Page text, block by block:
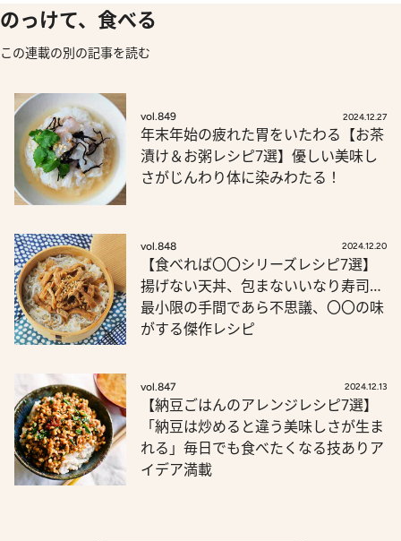
のっけて、食べる
この連載の別の記事を読む
vol.849 2024.12.27
年末年始の疲れた胃をいたわる【お茶
漬け＆お粥レシピ7選】優しい美味し
さがじんわり体に染みわたる！
vol.848 2024.12.20
【食べれば〇〇シリーズレシピ7選】
揚げない天丼、包まないいなり寿司…
最小限の手間であら不思議、〇〇の味
がする傑作レシピ
vol.847 2024.12.13
【納豆ごはんのアレンジレシピ7選】
「納豆は炒めると違う美味しさが生ま
れる」毎日でも食べたくなる技ありア
イデア満載